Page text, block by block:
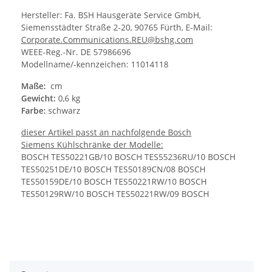
Hersteller: Fa. BSH Hausgeräte Service GmbH,
Siemensstädter Straße 2-20, 90765 Fürth, E-Mail:
Corporate.Communications.REU@bshg.com
WEEE-Reg.-Nr. DE 57986696
Modellname/-kennzeichen: 11014118
Maße: cm
Gewicht: 0,6 kg
Farbe: schwarz
dieser Artikel passt an nachfolgende Bosch
Siemens Kühlschränke der Modelle:
BOSCH TES50221GB/10 BOSCH TES55236RU/10 BOSCH
TES50251DE/10 BOSCH TES50189CN/08 BOSCH
TES50159DE/10 BOSCH TES50221RW/10 BOSCH
TES50129RW/10 BOSCH TES50221RW/09 BOSCH